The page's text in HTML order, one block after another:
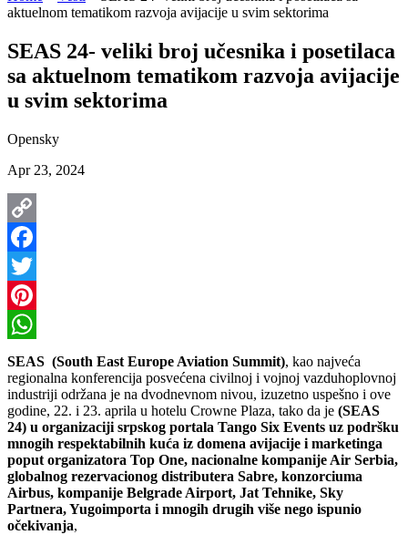
aktuelnom tematikom razvoja avijacije u svim sektorima
SEAS 24- veliki broj učesnika i posetilaca
sa aktuelnom tematikom razvoja avijacije
u svim sektorima
Opensky
Apr 23, 2024
Copy
Link
Facebook
Twitter
Pinterest
WhatsApp
SEAS (South East Europe Aviation Summit), kao najveća
regionalna konferencija posvećena civilnoj i vojnoj vazduhoplovnoj
industriji održana je na dvodnevnom nivou, izuzetno uspešno i ove
godine, 22. i 23. aprila u hotelu Crowne Plaza, tako da je (SEAS
24) u organizaciji srpskog portala Tango Six Events uz podršku
mnogih respektabilnih kuća iz domena avijacije i marketinga
poput organizatora Top One, nacionalne kompanije Air Serbia,
globalnog rezervacionog distributera Sabre, konzorciuma
Airbus, kompanije Belgrade Airport, Jat Tehnike, Sky
Partnera, Yugoimporta i mnogih drugih više nego ispunio
očekivanja,